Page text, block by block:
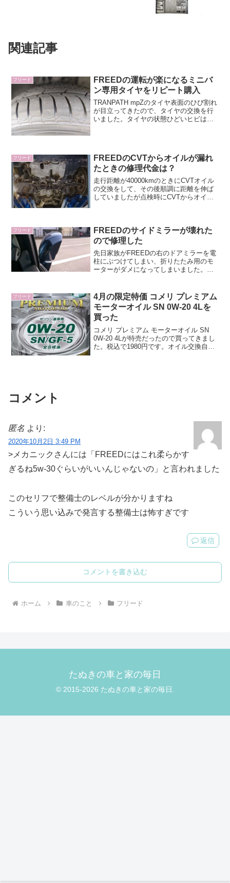
関連記事
フリード
FREEDの運転が楽になるミニバ
ン専用タイヤをリピート購入
TRANPATH mpZのタイヤ表面のひび割れ
が目立ってきたので、タイヤの交換を行
いました。タイヤの状態ひどいヒビはあ
フリード
FREEDのCVTからオイルが漏れ
たときの修理代金は？
走行距離が40000kmのときにCVTオイル
の交換をして、その後順調に距離を伸ば
していましたが点検時にCVTからオイル
ラーに修...
フリード
FREEDのサイドミラーが壊れた
ので修理した
先日家族がFREEDの右のドアミラーを電
柱にぶつけてしまい、折りたたみ用のモ
ーターがダメになってしまいました。壊
ラーのモーターが動いてミラーをあさっ
ての方向に向けてくれ...
フリード
4月の限定特価 コメリ プレミアム
モーターオイル SN 0W-20 4Lを
買った
コメリ プレミアム モーターオイル SN
0W-20 4Lが特売だったので買ってきまし
た。税込で1980円です。オイル交換自体
コメント
匿名 より:
2020年10月2日 3:49 PM
>メカニックさんには「FREEDにはこれ柔らかす
ぎるね5w-30ぐらいがいいんじゃないの」と言われました
このセリフで整備士のレベルが分かりますね
こういう思い込みで発言する整備士は怖すぎです
返信
コメントを書き込む
ホーム 車のこと フリード
たぬきの車と家の毎日
© 2015-2026 たぬきの車と家の毎日.